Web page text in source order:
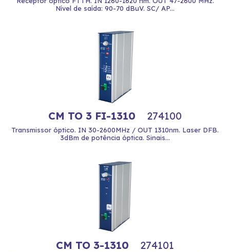
Nível de saída: 90-70 dBuV. SC/ AP...
CM TO 3 FI-1310 274100
Transmissor óptico. IN 30-2600MHz / OUT 1310nm. Laser DFB.
3dBm de potência óptica. Sinais...
CM TO 3-1310 274101